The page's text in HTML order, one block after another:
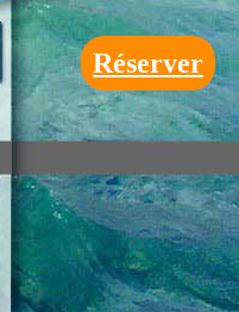
Réserver